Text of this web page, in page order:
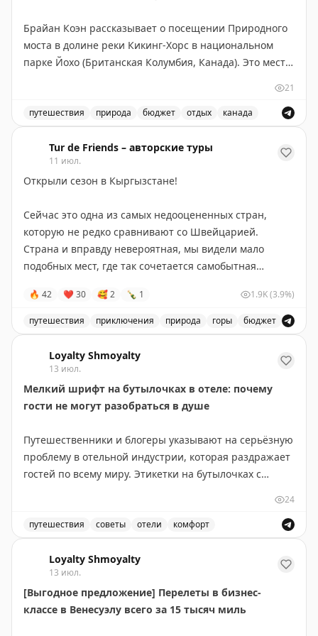
Брайан Коэн рассказывает о посещении Природного
моста в долине реки Кикинг-Хорс в национальном
парке Йохо (Британская Колумбия, Канада). Это место
достаточно пройти по искусственному мосту от
парковки. Природный мост образовался благодаря
эрозии известняка и абразии, вызванной потоком
реки. Река продолжает активно вырезать русло,
создавая впечатляющие скальные формации с
сам Природный мост посещать бесплатно. Идеально
подходит для быстрого визита — даже 10 минут
достаточно. Учтите, что в пиковый сезон здесь
бывает многолюдно из-за туристических автобусов.
The Gate with Brian Cohen|
21
путешествия природа бюджет отдых канада
Tur de Friends – авторские туры
11 июл.
Открыли сезон в Кыргызстане!
Сейчас это одна из самых недооцененных стран,
которую не редко сравнивают со Швейцарией.
Страна и вправду невероятная, мы видели мало
подобных мест, где так сочетается самобытная
90% Кыргызстана покрыто хребтами Тянь-Шаня и тут
нет дорог, на которых не было бы масштабных
пейзажей.
Посмотрите на кадры, они словно сняты в разных
уголках мира в разные сезоны.
Но все это в рамках нашего 7-дневного роуд-трипа,
На днях у нас разобрали все места на 2026 год
– и мы добавили доп.дату на 5-11 сентября
первооткрывателем среди своих друзей!
🔥 42 ❤ 30 🥰2 🍾 1 1.9K(3.9%)
путешествия приключения природа горы бюджет
Loyalty Shmoyalty
13 июл.
Мелкий шрифт на бутылочках в отеле: почему
гости не могут разобраться в душе
Путешественники и блогеры указывают на серьёзную
проблему в отельной индустрии, которая раздражает
гостей по всему миру. Этикетки на бутылочках с
практически невозможно прочитать без очков.
Проблема в том, что в ванной комнате, особенно в
душе, носить очки неудобно и непрактично. Гости
вынуждены либо надевать их в мокрую ванну, рискуя
их повредить, либо многократно выходить из душа,
24
путешествия советы отели комфорт
Loyalty Shmoyalty
13 июл.
[Выгодное предложение] Перелеты в бизнес-
классе в Венесуэлу всего за 15 тысяч миль